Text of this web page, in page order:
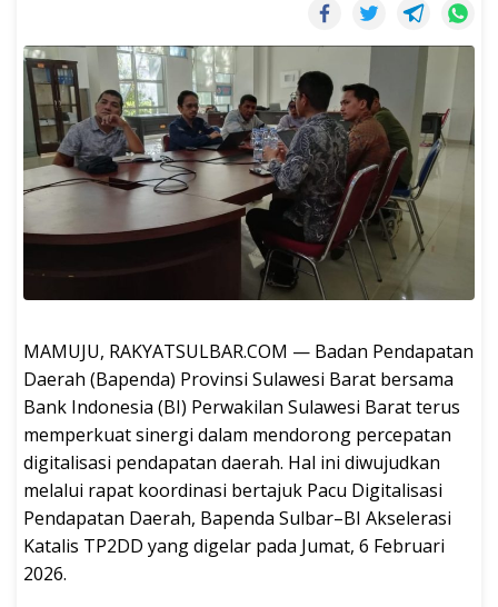
MAMUJU, RAKYATSULBAR.COM — Badan Pendapatan
Daerah (Bapenda) Provinsi Sulawesi Barat bersama
Bank Indonesia (BI) Perwakilan Sulawesi Barat terus
memperkuat sinergi dalam mendorong percepatan
digitalisasi pendapatan daerah. Hal ini diwujudkan
melalui rapat koordinasi bertajuk Pacu Digitalisasi
Pendapatan Daerah, Bapenda Sulbar–BI Akselerasi
Katalis TP2DD yang digelar pada Jumat, 6 Februari
2026.